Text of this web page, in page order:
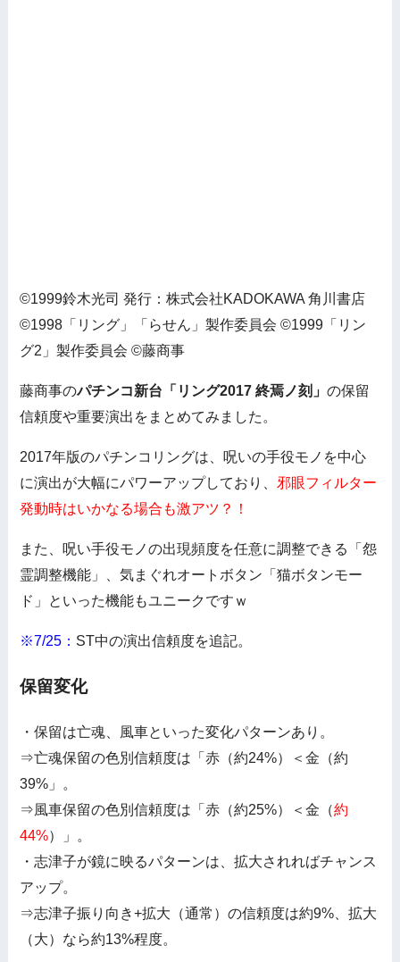
©1999鈴木光司 発行：株式会社KADOKAWA 角川書店
©1998「リング」「らせん」製作委員会 ©1999「リン
グ2」製作委員会 ©藤商事
藤商事のパチンコ新台「リング2017 終焉ノ刻」の保留
信頼度や重要演出をまとめてみました。
2017年版のパチンコリングは、呪いの手役モノを中心
に演出が大幅にパワーアップしており、 邪眼フィルター
発動時はいかなる場合も激アツ？！
また、呪い手役モノの出現頻度を任意に調整できる「怨
霊調整機能」、気まぐれオートボタン「猫ボタンモー
ド」といった機能もユニークですｗ
※7/25： ST中の演出信頼度を追記。
保留変化
・保留は亡魂、風車といった変化パターンあり。
⇒亡魂保留の色別信頼度は「赤（約24%）＜金（約
39%」。
⇒風車保留の色別信頼度は「赤（約25%）＜金（約
44%）」。
・志津子が鏡に映るパターンは、拡大されればチャンス
アップ。
⇒志津子振り向き+拡大（通常）の信頼度は約9%、拡大
（大）なら約13%程度。